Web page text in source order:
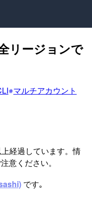
リージョンで
マルチアカウント
経過しています。情
意ください。
です｡